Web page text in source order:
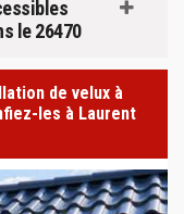
le 26470
de velux à
les à Laurent